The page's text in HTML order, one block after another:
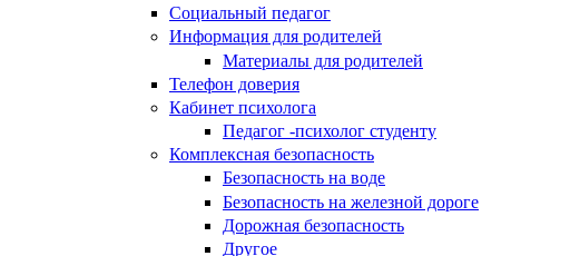
Социальный педагог
Информация для родителей
Материалы для родителей
Телефон доверия
Кабинет психолога
Педагог -психолог студенту
Комплексная безопасность
Безопасность на воде
Безопасность на железной дороге
Дорожная безопасность
Другое